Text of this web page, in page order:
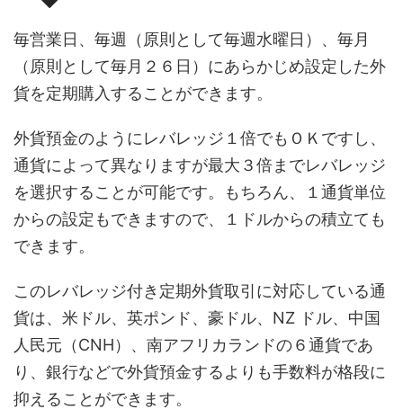
毎営業日、毎週（原則として毎週水曜日）、毎月
（原則として毎月２６日）にあらかじめ設定した外
貨を定期購入することができます。
外貨預金のようにレバレッジ１倍でもＯＫですし、
通貨によって異なりますが最大３倍までレバレッジ
を選択することが可能です。もちろん、１通貨単位
からの設定もできますので、１ドルからの積立ても
できます。
このレバレッジ付き定期外貨取引に対応している通
貨は、米ドル、英ポンド、豪ドル、NZ ドル、中国
人民元（CNH）、南アフリカランドの６通貨であ
り、銀行などで外貨預金するよりも手数料が格段に
抑えることができます。